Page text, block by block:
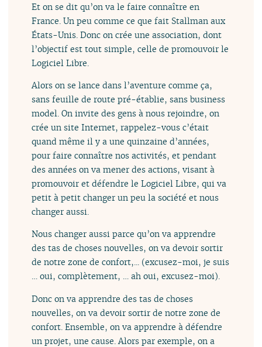
Et on se dit qu’on va le faire connaître en
France. Un peu comme ce que fait Stallman aux
États-Unis. Donc on crée une association, dont
l’objectif est tout simple, celle de promouvoir le
Logiciel Libre.
Alors on se lance dans l’aventure comme ça,
sans feuille de route pré-établie, sans business
model. On invite des gens à nous rejoindre, on
crée un site Internet, rappelez-vous c’était
quand même il y a une quinzaine d’années,
pour faire connaître nos activités, et pendant
des années on va mener des actions, visant à
promouvoir et défendre le Logiciel Libre, qui va
petit à petit changer un peu la société et nous
changer aussi.
Nous changer aussi parce qu’on va apprendre
des tas de choses nouvelles, on va devoir sortir
de notre zone de confort,... (excusez-moi, je suis
… oui, complètement, … ah oui, excusez-moi).
Donc on va apprendre des tas de choses
nouvelles, on va devoir sortir de notre zone de
confort. Ensemble, on va apprendre à défendre
un projet, une cause. Alors par exemple, on a